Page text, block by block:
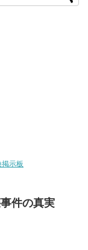
示板
件の真実